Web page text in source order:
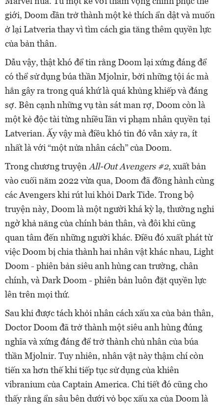
giới, Doom dần trở thành một kẻ thích ẩn dật và muốn
ở lại Latveria thay vì tìm cách gia tăng thêm quyền lực
của bản thân.
Dẫu vậy, thật khó để tin rằng Doom lại xứng đáng để
có thể sử dụng búa thần Mjolnir, bởi những tội ác mà
hắn gây ra trong quá khứ là quá khủng khiếp và đáng
sợ. Bên cạnh những vụ tàn sát man rợ, Doom còn là
một kẻ độc tài từng nhiều lần vi phạm nhân quyền tại
Latverian. Ấy vậy mà điều khó tin đó vẫn xảy ra, ít
nhất là với “một nửa nhân cách” của Doom.
Trong chương truyệnAll-Out Avengers #2, xuất bản
vào cuối năm 2022 vừa qua, Doom đã đồng hành cùng
các Avengers khi rút lui khỏi Dark Tide. Trong bộ
truyện này, Doom là một người khá kỳ lạ, thường nghi
ngờ khả năng của chính bản thân, và đôi khi cũng
quan tâm đến những người khác. Điều đó xuất phát từ
việc Doom bị chia thành hai nhân vật khác nhau, Light
Doom - phiên bản siêu anh hùng can trường, chân
chính, và Dark Doom - phiên bản luôn đặt quyền lực
lên trên mọi thứ.
Sau khi được tách khỏi nhân cách xấu xa của bản thân,
Doctor Doom đã trở thành một siêu anh hùng đúng
nghĩa và xứng đáng để trở thành chủ nhân của búa
thần Mjolnir. Tuy nhiên, nhân vật này thậm chí còn
tiến xa hơn thế khi tiếp tục sử dụng của khiên
vibranium của Captain America. Chi tiết đó cũng cho
thấy rằng ẩn sâu bên dưới vỏ bọc xấu xa của Doom là